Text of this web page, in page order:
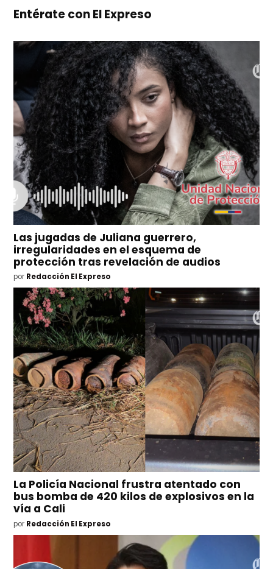
Entérate con El Expreso
Las jugadas de Juliana guerrero,
irregularidades en el esquema de
protección tras revelación de audios
por Redacción El Expreso
La Policía Nacional frustra atentado con
bus bomba de 420 kilos de explosivos en la
vía a Cali
por Redacción El Expreso